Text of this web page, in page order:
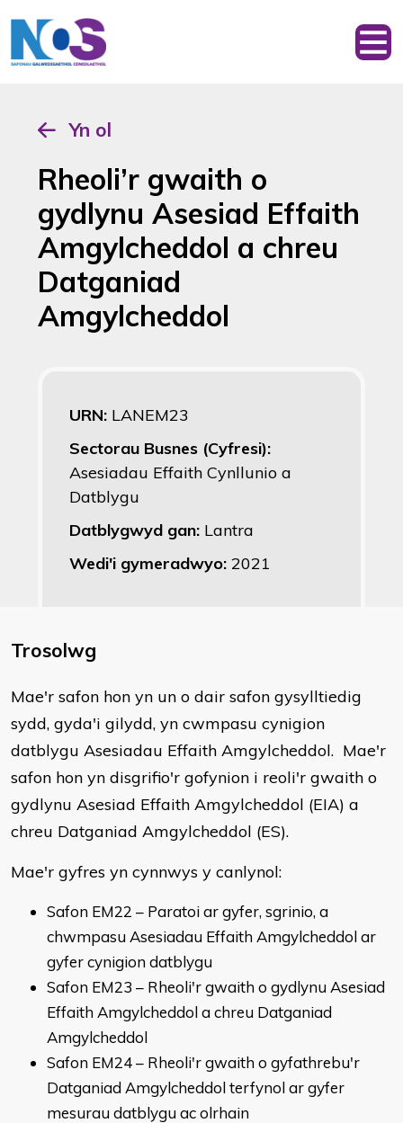
Yn ol
Rheoli’r gwaith o
gydlynu Asesiad Effaith
Amgylcheddol a chreu
Datganiad
Amgylcheddol
URN: LANEM23
Sectorau Busnes (Cyfresi):
Asesiadau Effaith Cynllunio a
Datblygu
Datblygwyd gan: Lantra
Wedi'i gymeradwyo: 2021
Trosolwg
​Mae'r safon hon yn un o dair safon gysylltiedig
sydd, gyda'i gilydd, yn cwmpasu cynigion
datblygu Asesiadau Effaith Amgylcheddol. Mae'r
safon hon yn disgrifio'r gofynion i reoli'r gwaith o
gydlynu Asesiad Effaith Amgylcheddol (EIA) a
chreu Datganiad Amgylcheddol (ES).
Mae'r gyfres yn cynnwys y canlynol:
Safon EM22 – Paratoi ar gyfer, sgrinio, a
chwmpasu Asesiadau Effaith Amgylcheddol ar
gyfer cynigion datblygu
Safon EM23 – Rheoli'r gwaith o gydlynu Asesiad
Effaith Amgylcheddol a chreu Datganiad
Amgylcheddol
Safon EM24 – Rheoli'r gwaith o gyfathrebu'r
Datganiad Amgylcheddol terfynol ar gyfer
mesurau datblygu ac olrhain